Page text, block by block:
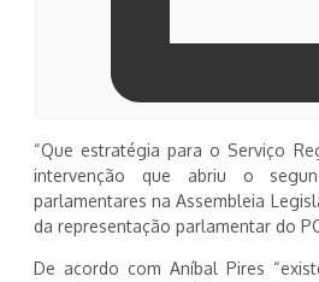
“Que estratégia para o Serviço
intervenção que abriu o
parlamentares na Assembleia
da representação parlamentar do
De acordo com Aníbal Pires